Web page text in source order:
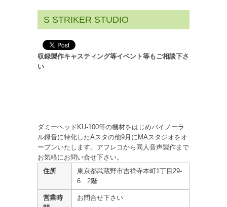
S STRIKER STUDIO
収録製作キャスティング等イベント等もご相談下さ
い
ダミーヘッドKU-100等の機材をはじめバイノーラ
ル録音に特化したAスタの他9月にMAスタジオをオ
ープンいたします。アフレコから同人音声製作まで
お気軽にお問い合せ下さい。
住所
東京都武蔵野市吉祥寺本町1丁目29-
6 2階
営業時
お問合せ下さい